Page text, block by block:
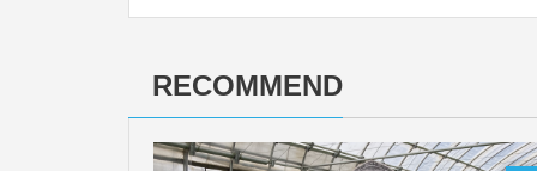
RECOMMEND